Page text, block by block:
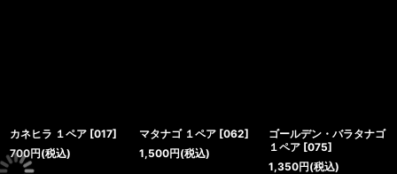
カネヒラ １ペア [017]
700円(税込)
マタナゴ １ペア [062]
1,500円(税込)
ゴールデン・バラタナゴ
１ペア [075]
1,350円(税込)